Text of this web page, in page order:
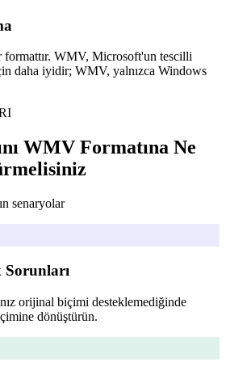
formattır. WMV, Microsoft'un tescilli
daha iyidir; WMV, yalnızca Windows
WMV Formatına Ne
senaryolar
orijinal biçimi desteklemediğinde
dönüştürün.